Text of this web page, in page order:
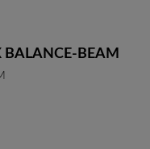
BALANCE-BEAM